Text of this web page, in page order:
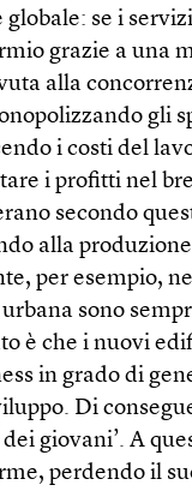
globale: se i
grazie a una
alla
gli
i costi del
i profitti nel
secondo
alla
per esempio,
sono
è che i nuovi
in grado di
Di
giovani’. A
perdendo il